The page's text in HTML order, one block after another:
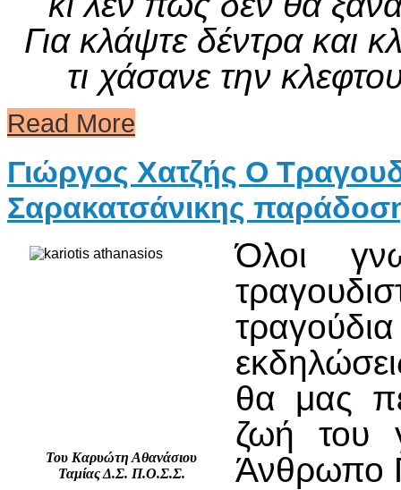
Για κλάψτε δέντρα και
τι χάσανε την
Read More
Γιώργος Χατζής Ο
Σαρακατσάνικης
Του Καρυώτη Αθανάσιου
Ταμίας Δ.Σ. Π.Ο.Σ.Σ.
Όλοι
θα μας
ζωή του
Άνθρωπο